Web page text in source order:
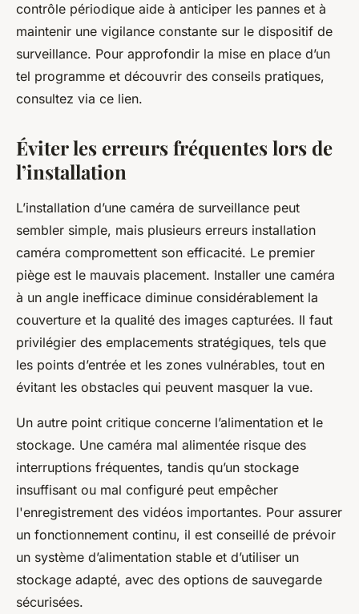
contrôle périodique aide à anticiper les pannes et à
maintenir une vigilance constante sur le dispositif de
surveillance. Pour approfondir la mise en place d’un
tel programme et découvrir des conseils pratiques,
consultez via ce lien.
Éviter les erreurs fréquentes lors de
l’installation
L’installation d’une caméra de surveillance peut
sembler simple, mais plusieurs erreurs installation
caméra compromettent son efficacité. Le premier
piège est le mauvais placement. Installer une caméra
à un angle inefficace diminue considérablement la
couverture et la qualité des images capturées. Il faut
privilégier des emplacements stratégiques, tels que
les points d’entrée et les zones vulnérables, tout en
évitant les obstacles qui peuvent masquer la vue.
Un autre point critique concerne l’alimentation et le
stockage. Une caméra mal alimentée risque des
interruptions fréquentes, tandis qu’un stockage
insuffisant ou mal configuré peut empêcher
l'enregistrement des vidéos importantes. Pour assurer
un fonctionnement continu, il est conseillé de prévoir
un système d’alimentation stable et d’utiliser un
stockage adapté, avec des options de sauvegarde
sécurisées.